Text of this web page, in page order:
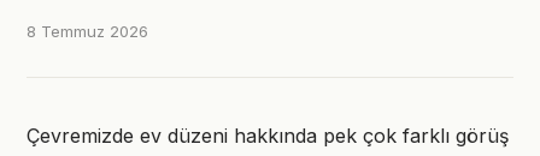
8 Temmuz 2026
Çevremizde ev düzeni hakkında pek çok farklı görüş